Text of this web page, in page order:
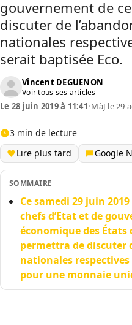
gouvernement de
discuter de
nationales
serait baptisée Eco.
Vincent DEGUENON
Voir tous ses articles
Le 28 juin 2019 à 11:41•MàJ le 29
3 min de lecture
Lire plus tard
Google
SOMMAIRE
Ce samedi 29 juin
chefs d’Etat et de
économique des États
permettra de discuter
nationales
pour une monnaie